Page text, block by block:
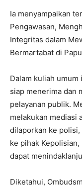
Ia menyampaikan
Pengawasan,
Integritas dalam
Bermartabat di
Dalam kuliah umum
siap menerima dan
pelayanan publik.
melakukan mediasi
dilaporkan ke
ke pihak
dapat
Diketahui,